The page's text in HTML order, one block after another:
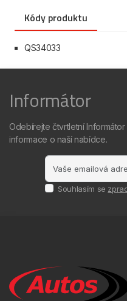
Kódy produktu
QS34033
Informátor
Odebírejte čtvrtletní
informace o naší nabídce.
Souhlasím se